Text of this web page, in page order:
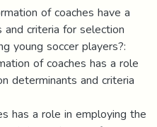
of coaches have a
criteria for selection
young soccer players?:
of coaches has a role
determinants and criteria
has a role in employing the